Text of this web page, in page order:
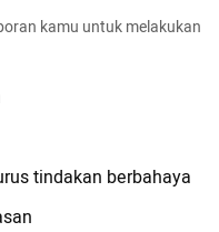
kamu untuk melakukan
tindakan berbahaya